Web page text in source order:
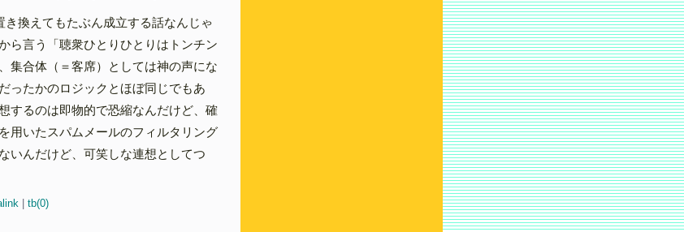
き換えてもたぶん成立する話なんじゃ
言う「聴衆ひとりひとりはトンチン
集合体（＝客席）としては神の声にな
ったかのロジックとほぼ同じでもあ
するのは即物的で恐縮なんだけど、確
用いたスパムメールのフィルタリング
いんだけど、可笑しな連想としてつ
tb(0)